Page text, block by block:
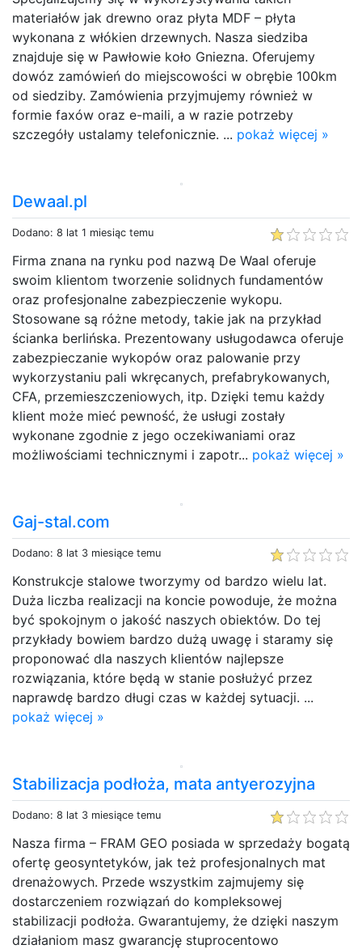
materiałów jak drewno oraz płyta MDF – płyta
wykonana z włókien drzewnych. Nasza siedziba
znajduje się w Pawłowie koło Gniezna. Oferujemy
dowóz zamówień do miejscowości w obrębie 100km
od siedziby. Zamówienia przyjmujemy również w
formie faxów oraz e-maili, a w razie potrzeby
szczegóły ustalamy telefonicznie. ... pokaż więcej »
Dewaal.pl
Dodano: 8 lat 1 miesiąc temu
Firma znana na rynku pod nazwą De Waal oferuje
swoim klientom tworzenie solidnych fundamentów
oraz profesjonalne zabezpieczenie wykopu.
Stosowane są różne metody, takie jak na przykład
ścianka berlińska. Prezentowany usługodawca oferuje
zabezpieczanie wykopów oraz palowanie przy
wykorzystaniu pali wkręcanych, prefabrykowanych,
CFA, przemieszczeniowych, itp. Dzięki temu każdy
klient może mieć pewność, że usługi zostały
wykonane zgodnie z jego oczekiwaniami oraz
możliwościami technicznymi i zapotr... pokaż więcej »
Gaj-stal.com
Dodano: 8 lat 3 miesiące temu
Konstrukcje stalowe tworzymy od bardzo wielu lat.
Duża liczba realizacji na koncie powoduje, że można
być spokojnym o jakość naszych obiektów. Do tej
przykłady bowiem bardzo dużą uwagę i staramy się
proponować dla naszych klientów najlepsze
rozwiązania, które będą w stanie posłużyć przez
naprawdę bardzo długi czas w każdej sytuacji. ...
pokaż więcej »
Stabilizacja podłoża, mata antyerozyjna
Dodano: 8 lat 3 miesiące temu
Nasza firma – FRAM GEO posiada w sprzedaży bogatą
ofertę geosyntetyków, jak też profesjonalnych mat
drenażowych. Przede wszystkim zajmujemy się
dostarczeniem rozwiązań do kompleksowej
stabilizacji podłoża. Gwarantujemy, że dzięki naszym
działaniom masz gwarancję stuprocentowo